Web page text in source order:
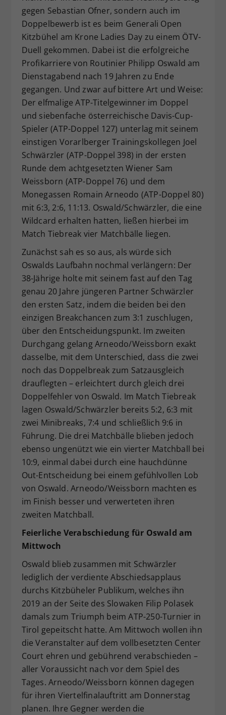
gegen Sebastian Ofner, sondern auch im
Doppelbewerb ist es beim Generali Open
Kitzbühel am Krone Ladies Day zu einem ÖTV-
Duell gekommen. Dabei ist die erfolgreiche
Profikarriere von Routinier Philipp Oswald am
Dienstagabend nach 19 Jahren zu Ende
gegangen. Und zwar auf bittere Art und Weise:
Der elfmalige ATP-Titelgewinner im Doppel
und siebenfache österreichische Davis-Cup-
Spieler (ATP-Doppel 127) unterlag mit seinem
einstigen Vorarlberger Trainingskollegen Joel
Schwärzler (ATP-Doppel 398) in der ersten
Runde dem achtgesetzten Wiener Sam
Weissborn (ATP-Doppel 76) und dem
Monegassen Romain Arneodo (ATP-Doppel 80)
mit 6:3, 2:6, 11:13. Oswald/Schwärzler, die eine
Wildcard erhalten hatten, ließen hierbei im
Match Tiebreak vier Matchbälle liegen.
Zunächst sah es so aus, als würde sich
Oswalds Laufbahn nochmal verlängern: Der
38-Jährige holte mit seinem fast auf den Tag
genau 20 Jahre jüngeren Partner Schwärzler
den ersten Satz, indem die beiden bei den
einzigen Breakchancen zum 3:1 zuschlugen,
über den Entscheidungspunkt. Im zweiten
Durchgang gelang Arneodo/Weissborn exakt
dasselbe, mit dem Unterschied, dass die zwei
noch das Doppelbreak zum Satzausgleich
drauflegten – erleichtert durch gleich drei
Doppelfehler von Oswald. Im Match Tiebreak
lagen Oswald/Schwärzler bereits 5:2, 6:3 mit
zwei Minibreaks, 7:4 und schließlich 9:6 in
Führung. Die drei Matchbälle blieben jedoch
ebenso ungenützt wie ein vierter Matchball bei
10:9, einmal dabei durch eine hauchdünne
Out-Entscheidung bei einem gefühlvollen Lob
von Oswald. Arneodo/Weissborn machten es
im Finish besser und verwerteten ihren
zweiten Matchball.
Feierliche Verabschiedung für Oswald am
Mittwoch
Oswald blieb zusammen mit Schwärzler
lediglich der verdiente Abschiedsapplaus
durchs Kitzbüheler Publikum, welches ihn
2019 an der Seite des Slowaken Filip Polasek
damals zum Triumph beim ATP-250-Turnier in
Tirol gepeitscht hatte. Am Mittwoch wollen ihn
die Veranstalter auf dem vollbesetzten Center
Court ehren und gebührend verabschieden –
aller Voraussicht nach vor dem Spiel des
Tages. Arneodo/Weissborn können dagegen
für ihren Viertelfinalauftritt am Donnerstag
planen. Ihre Gegner werden die
Zweck
Dieser Wert speichert Ihre Consent-
Einstellungen. Unter anderem eine
zufällig generierte ID, für die
historische Speicherung Ihrer
vorgenommen Einstellungen, falls der
Webseiten-Betreiber dies eingestellt
hat.